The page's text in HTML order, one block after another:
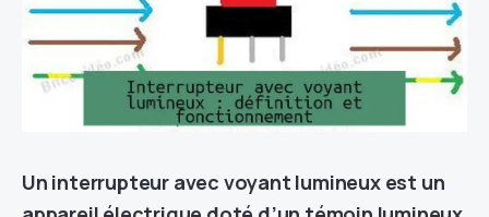
Un interrupteur avec voyant lumineux est un